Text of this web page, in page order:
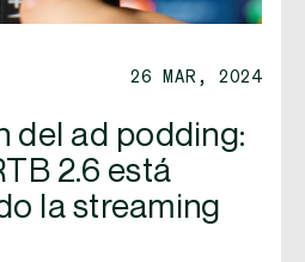
26 MAR, 2024
del ad podding:
2.6 está
la streaming